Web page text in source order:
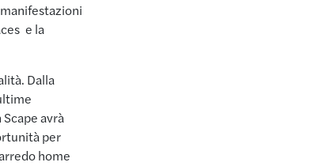
e la
Dalla
avrà
per
home